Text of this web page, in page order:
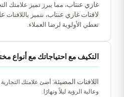
غازي عنتاب، مما يبرز تميز علامتك
لافتات غازي عنتاب، نتميز باللافتات
تعطي الأولوية لرضا العملاء.
التكيف مع احتياجاتك مع أنواع
اللافتات المضيئة: أضئ علامتك
وعالية الرؤية ليلاً ونهارًا.